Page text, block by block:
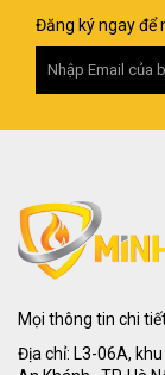
Đăng ký ngay để
Mọi thông tin chi
Địa chỉ: L3-06A,